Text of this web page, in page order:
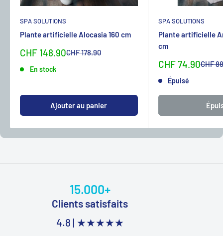
SPA SOLUTIONS
Plante artificielle Alocasia 160 cm
Sonderpreis
CHF 148.90Normalpreis
CHF 178.90
En stock
Ajouter au panier
SPA SOLUTIONS
Plante artificielle
cm
Sonderpreis
CHF 74.90CHF
Épuisé
15.000+
Clients satisfaits
4.8 | ★★★★★